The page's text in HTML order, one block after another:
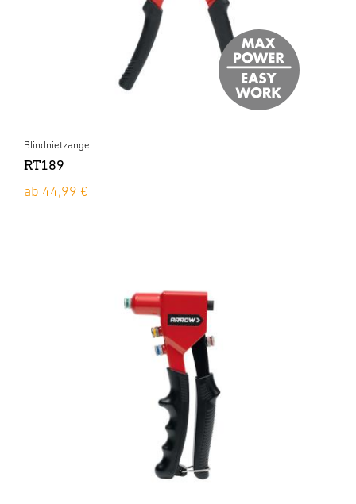
Blindnietzange
RT189
ab 44,99 €